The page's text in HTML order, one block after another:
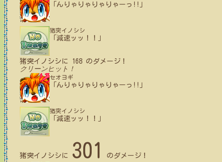
「んりゃりゃりゃりゃーっ!!」
猪突イノシシ
「減速ッッ！！」
猪突イノシシ に 168 のダメージ！
クリーンヒット！
セオヨギ
「んりゃりゃりゃりゃーっ!!」
猪突イノシシ
「減速ッッ！！」
猪突イノシシ に 301 のダメージ！